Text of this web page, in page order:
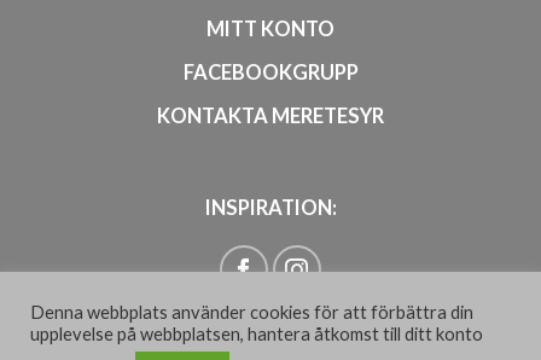
MITT KONTO
FACEBOOKGRUPP
KONTAKTA MERETESYR
INSPIRATION:
Denna webbplats använder cookies för att förbättra din
upplevelse på webbplatsen, hantera åtkomst till ditt konto